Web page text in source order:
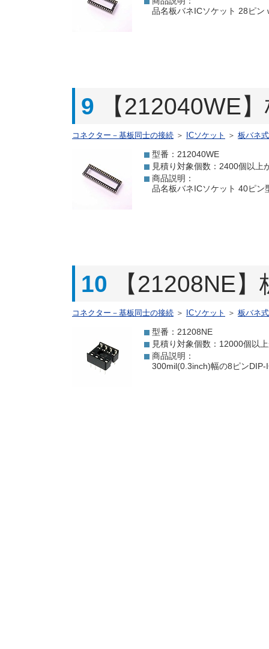
品名板バネICソケット 28ピ
9 【212040WE
コネクター－基板同士の接続 ＞ ICソケット ＞ 板バネ
型番：212040WE
見積り対象個数：2400個以上
商品説明：
品名板バネICソケット 40ピ
10 【21208NE
コネクター－基板同士の接続 ＞ ICソケット ＞ 板バネ
型番：21208NE
見積り対象個数：12000個以
商品説明：
300mil(0.3inch)幅の8ピン